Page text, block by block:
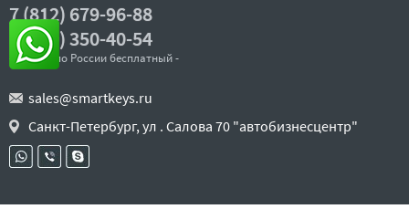
7 (812) 679-96-88
8 (800) 350-40-54
- звонок по России бесплатный -
sales@smartkeys.ru
Санкт-Петербург, ул . Салова 70 "автобизнесцентр"